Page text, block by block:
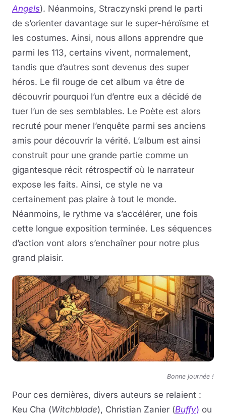
Angels). Néanmoins, Straczynski prend le parti
de s’orienter davantage sur le super-héroïsme et
les costumes. Ainsi, nous allons apprendre que
parmi les 113, certains vivent, normalement,
tandis que d’autres sont devenus des super
héros. Le fil rouge de cet album va être de
découvrir pourquoi l’un d’entre eux a décidé de
tuer l’un de ses semblables. Le Poète est alors
recruté pour mener l’enquête parmi ses anciens
amis pour découvrir la vérité. L’album est ainsi
construit pour une grande partie comme un
gigantesque récit rétrospectif où le narrateur
expose les faits. Ainsi, ce style ne va
certainement pas plaire à tout le monde.
Néanmoins, le rythme va s’accélérer, une fois
cette longue exposition terminée. Les séquences
d’action vont alors s’enchaîner pour notre plus
grand plaisir.
Bonne journée !
Pour ces dernières, divers auteurs se relaient :
Keu Cha (Witchblade), Christian Zanier (Buffy) ou